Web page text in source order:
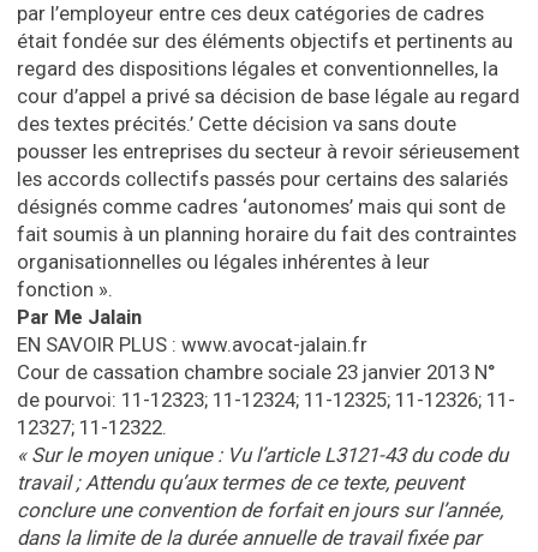
par l’employeur entre ces deux catégories de cadres
était fondée sur des éléments objectifs et pertinents au
regard des dispositions légales et conventionnelles, la
cour d’appel a privé sa décision de base légale au regard
des textes précités.’ Cette décision va sans doute
pousser les entreprises du secteur à revoir sérieusement
les accords collectifs passés pour certains des salariés
désignés comme cadres ‘autonomes’ mais qui sont de
fait soumis à un planning horaire du fait des contraintes
organisationnelles ou légales inhérentes à leur
fonction ».
Par Me Jalain
EN SAVOIR PLUS : www.avocat-jalain.fr
Cour de cassation chambre sociale 23 janvier 2013 N°
de pourvoi: 11-12323; 11-12324; 11-12325; 11-12326; 11-
12327; 11-12322.
« Sur le moyen unique : Vu l’article L3121-43 du code du
travail ; Attendu qu’aux termes de ce texte, peuvent
conclure une convention de forfait en jours sur l’année,
dans la limite de la durée annuelle de travail fixée par